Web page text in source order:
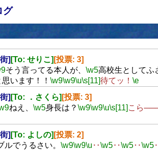
グ
] [To: せりこ] [投票: 3]
そう言ってる本人が、 \w5高校生としてふ
います！！ \w9\w9\u\s[11]待てッ！ \e
] [To: ．さくら] [投票: 3]
ねえ、 \w5身長は？ \w9\w9\u\s[11] こら
] [To: よしの] [投票: 2]
ルでうるさい。 \w9\w9\u ‥\w5‥\w5‥\w5